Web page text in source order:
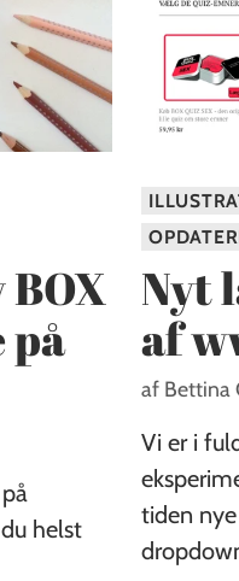
på
helst
Nyt
af
af Bettina
Vi er i
tiden